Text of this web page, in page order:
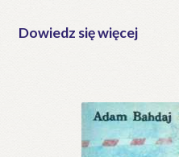
Dowiedz się więcej